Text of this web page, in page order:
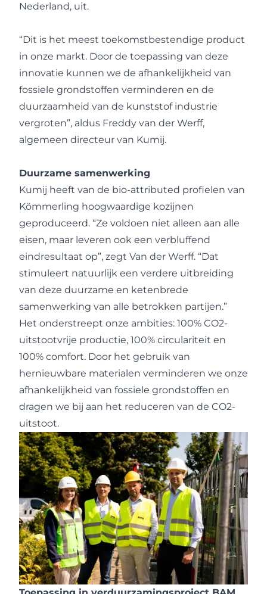
Nederland, uit.
“Dit is het meest toekomstbestendige product
in onze markt. Door de toepassing van deze
innovatie kunnen we de afhankelijkheid van
fossiele grondstoffen verminderen en de
duurzaamheid van de kunststof industrie
vergroten”, aldus Freddy van der Werff,
algemeen directeur van Kumij.
Duurzame samenwerking
Kumij heeft van de bio-attributed profielen van
Kömmerling hoogwaardige kozijnen
geproduceerd. “Ze voldoen niet alleen aan alle
eisen, maar leveren ook een verbluffend
eindresultaat op”, zegt Van der Werff. “Dat
stimuleert natuurlijk een verdere uitbreiding
van deze duurzame en ketenbrede
samenwerking van alle betrokken partijen.”
Het onderstreept onze ambities: 100% CO2-
uitstootvrije productie, 100% circulariteit en
100% comfort. Door het gebruik van
hernieuwbare materialen verminderen we onze
afhankelijkheid van fossiele grondstoffen en
dragen we bij aan het reduceren van de CO2-
uitstoot.